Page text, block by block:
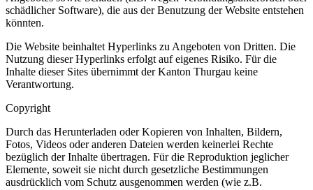
schädlicher Software), die aus der Benutzung der Website entstehen
könnten.
Die Website beinhaltet Hyperlinks zu Angeboten von Dritten. Die
Nutzung dieser Hyperlinks erfolgt auf eigenes Risiko. Für die
Inhalte dieser Sites übernimmt der Kanton Thurgau keine
Verantwortung.
Copyright
Durch das Herunterladen oder Kopieren von Inhalten, Bildern,
Fotos, Videos oder anderen Dateien werden keinerlei Rechte
bezüglich der Inhalte übertragen. Für die Reproduktion jeglicher
Elemente, soweit sie nicht durch gesetzliche Bestimmungen
ausdrücklich vom Schutz ausgenommen werden (wie z.B.